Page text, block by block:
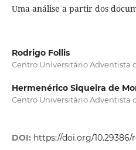
Uma análise a partir dos
Rodrigo Follis
Centro Universitário Adventista
Hermenérico Siqueira de
Centro Universitário Adventista
DOI: https://doi.org/10.29386/